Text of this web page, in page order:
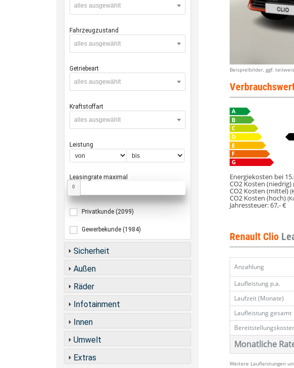
Beispielbilder, ggf.
Energiekosten bei
CO2 Kosten (niedrig)
CO2 Kosten (mittel)
CO2 Kosten (hoch)
Jahressteuer:67,- €
Renault Clio
Anzahlung
Laufleistung p.a.
Laufzeit (Monate)
Laufleistung gesamt
Monatliche
Weitere Laufleistungen
alles ausgewählt
Fahrzeugzustand
alles ausgewählt
Getriebeart
alles ausgewählt
Kraftstoffart
alles ausgewählt
Leistung
Leasingrate maximal
0
Privatkunde (2099)
Gewerbekunde (1984)
Sicherheit
Außen
Räder
Infotainment
Innen
Umwelt
Extras